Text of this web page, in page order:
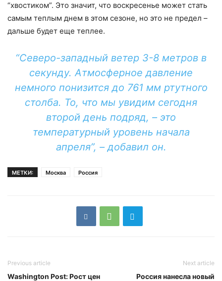
“хвостиком”. Это значит, что воскресенье может стать
самым теплым днем в этом сезоне, но это не предел –
дальше будет еще теплее.
“Северо-западный ветер 3-8 метров в
секунду. Атмосферное давление
немного понизится до 761 мм ртутного
столба. То, что мы увидим сегодня
второй день подряд, – это
температурный уровень начала
апреля”, – добавил он.
МЕТКИ: Москва Россия
Previous article
Washington Post: Рост цен
Next article
Россия нанесла новый